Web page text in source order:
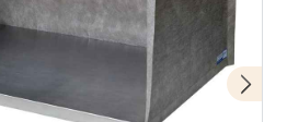
zusammengeklappt